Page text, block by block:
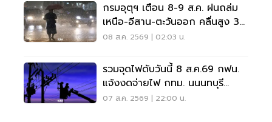
กรมอุตุฯ เตือน 8-9 ส.ค. ฝนถล่ม
เหนือ-อีสาน-ตะวันออก คลื่นสูง 3
เมตร
08 ส.ค. 2569 | 02:03 น.
รวมจุดไฟดับวันนี้ 8 ส.ค.69 กฟน.
แจ้งงดจ่ายไฟ กทม. นนนทบุรี
สมุทรปราการ
07 ส.ค. 2569 | 22:00 น.